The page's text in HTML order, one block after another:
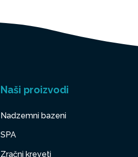
Naši proizvodi
Nadzemni bazeni
SPA
Zračni kreveti